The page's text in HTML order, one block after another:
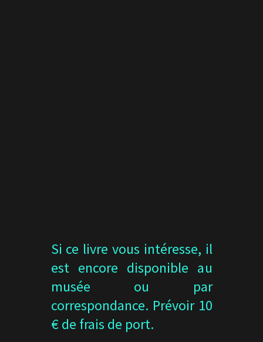
Si ce livre vous intéresse, il
est encore disponible au
musée ou par
correspondance. Prévoir 10
€ de frais de port.